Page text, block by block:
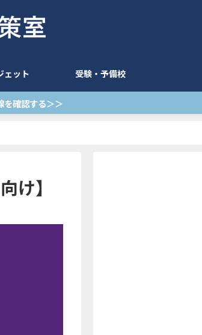
ェット 受験・予備校
を確認する＞＞
け】